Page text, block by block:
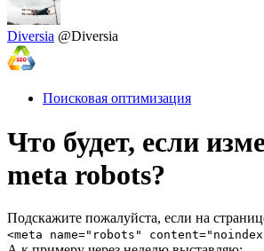
Diversia @Diversia
Поисковая оптимизация
Что будет, если
meta robots?
Подскажите пожалуйста, если на
<meta name="robots"